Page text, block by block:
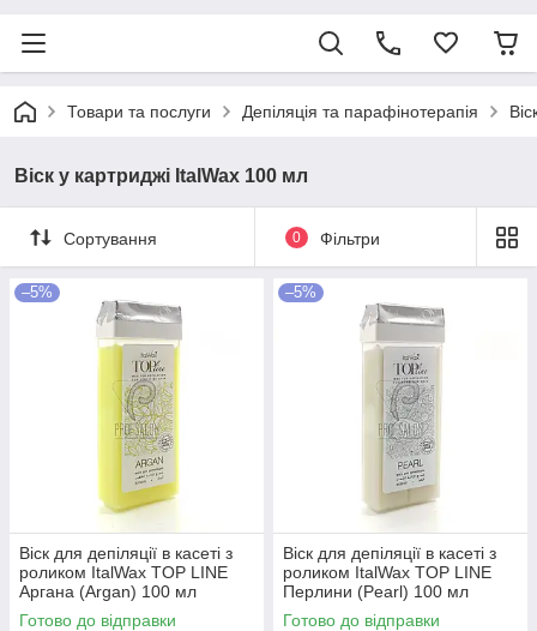
Товари та послуги Депіляція та парафінотерапія
Віск у картриджі ItalWax 100 мл
Сортування 0 Фільтри
–5%
Віск для депіляції в касеті з
роликом ItalWax TOP LINE
Аргана (Argan) 100 мл
Готово до відправки
–5%
Віск для депіляції в касеті з
роликом ItalWax TOP LINE
Перлини (Pearl) 100 мл
Готово до відправки